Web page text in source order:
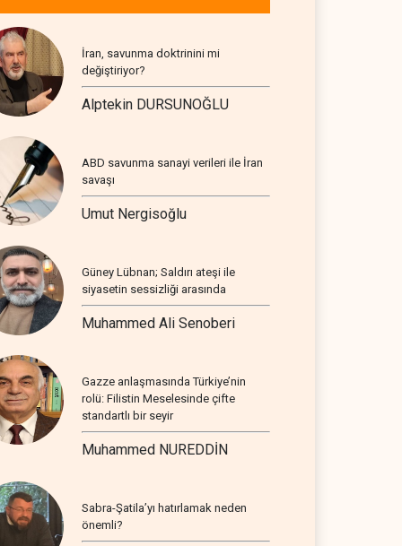
İran, savunma doktrinini mi
değiştiriyor?
Alptekin DURSUNOĞLU
ABD savunma sanayi verileri ile İran
savaşı
Umut Nergisoğlu
Güney Lübnan; Saldırı ateşi ile
siyasetin sessizliği arasında
Muhammed Ali Senoberi
Gazze anlaşmasında Türkiye’nin
rolü: Filistin Meselesinde çifte
standartlı bir seyir
Muhammed NUREDDİN
Sabra-Şatila’yı hatırlamak neden
önemli?